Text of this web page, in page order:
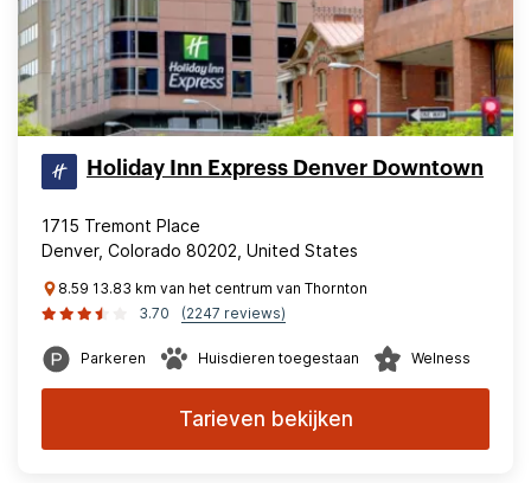
Holiday Inn Express Denver Downtown
1715 Tremont Place
Denver, Colorado 80202, United States
8.59 13.83 km van het centrum van Thornton
3.70
(2247 reviews)
Parkeren Huisdieren toegestaan Welness
Tarieven bekijken